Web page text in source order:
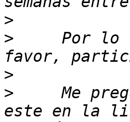
>
>
Por lo
>
>
Me